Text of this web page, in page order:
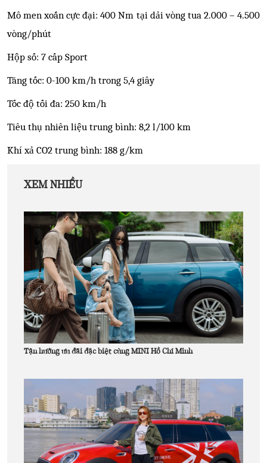
Mô men xoắn cực đại: 400 Nm tại dải vòng tua 2.000 – 4.500
vòng/phút
Hộp số: 7 cấp Sport
Tăng tốc: 0-100 km/h trong 5,4 giây
Tốc độ tối đa: 250 km/h
Tiêu thụ nhiên liệu trung bình: 8,2 l/100 km
Khí xả CO2 trung bình: 188 g/km
XEM NHIỀU
Tận hưởng ưu đãi đặc biệt cùng MINI Hồ Chí Minh